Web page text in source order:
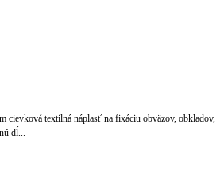
cievková textilná náplasť na fixáciu obväzov, obkladov,
dĺ...